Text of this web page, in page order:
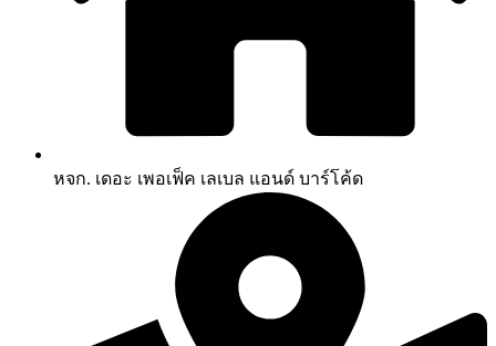
หจก. เดอะ เพอเฟ็ค เลเบล แอนด์ บาร์โค้ด